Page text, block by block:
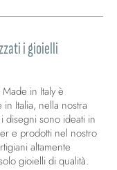
i gioielli
in Italy è
Italia, nella nostra
disegni sono ideati in
e prodotti nel nostro
altamente
gioielli di qualità.